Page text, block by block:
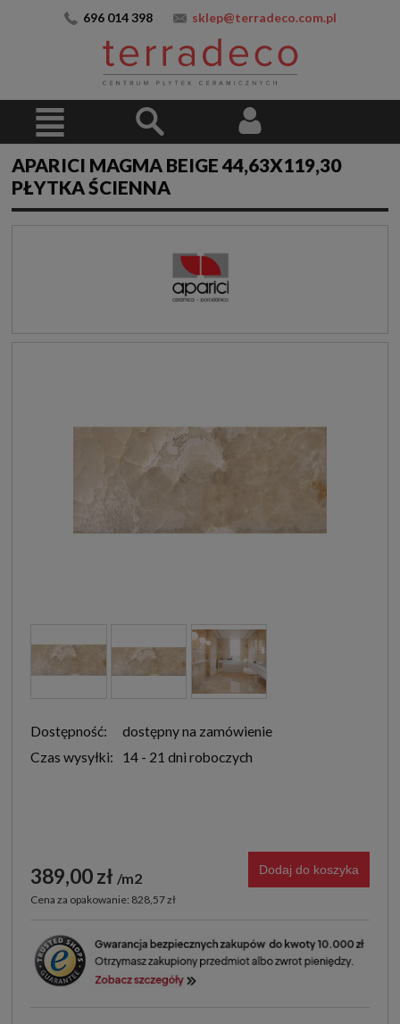
696 014 398 sklep@terradeco.com.pl
APARICI MAGMA BEIGE 44,63X119,30
PŁYTKA ŚCIENNA
Dostępność:
dostępny na zamówienie
Czas wysyłki:
14 - 21 dni roboczych
389,00 zł m2
Cena za opakowanie: 828,57 zł
Dodaj do koszyka